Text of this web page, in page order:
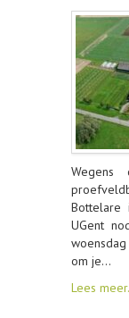
Bottelare
UGent
om je…
Lees